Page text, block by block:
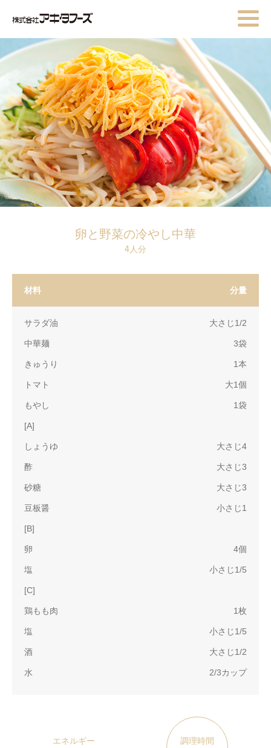
卵と野菜の冷やし中華
4人分
材料 分量
サラダ油 大さじ1/2
中華麺 3袋
きゅうり 1本
トマト 大1個
もやし 1袋
[A]
しょうゆ 大さじ4
酢 大さじ3
砂糖 大さじ3
豆板醤 小さじ1
[B]
卵 4個
塩 小さじ1/5
[C]
鶏もも肉 1枚
塩 小さじ1/5
酒 大さじ1/2
水 2/3カップ
エネルギー 調理時間